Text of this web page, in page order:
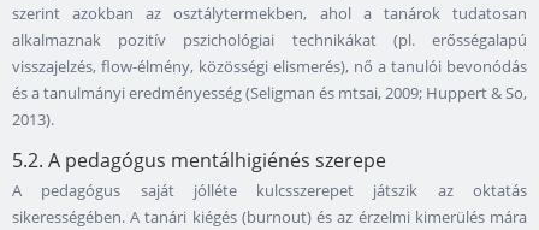
szerint azokban az osztálytermekben, ahol a tanárok tudatosan
alkalmaznak pozitív pszichológiai technikákat (pl. erősségalapú
visszajelzés, flow-élmény, közösségi elismerés), nő a tanulói bevonódás
és a tanulmányi eredményesség (Seligman és mtsai, 2009; Huppert & So,
2013).
5.2. A pedagógus mentálhigiénés szerepe
A pedagógus saját jólléte kulcsszerepet játszik az oktatás
sikerességében. A tanári kiégés (burnout) és az érzelmi kimerülés mára